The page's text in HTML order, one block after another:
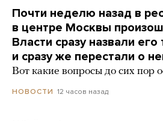
Почти неделю назад в
в центре Москвы
Власти сразу назвали
и сразу же перестали о
Вот какие вопросы до сих пор
НОВОСТИ 12 часов назад